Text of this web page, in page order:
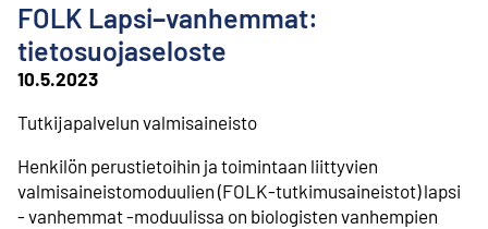
FOLK Lapsi−vanhemmat:
tietosuojaseloste
10.5.2023
Tutkijapalvelun valmisaineisto
Henkilön perustietoihin ja toimintaan liittyvien
valmisaineistomoduulien (FOLK-tutkimusaineistot) lapsi
- vanhemmat -moduulissa on biologisten vanhempien